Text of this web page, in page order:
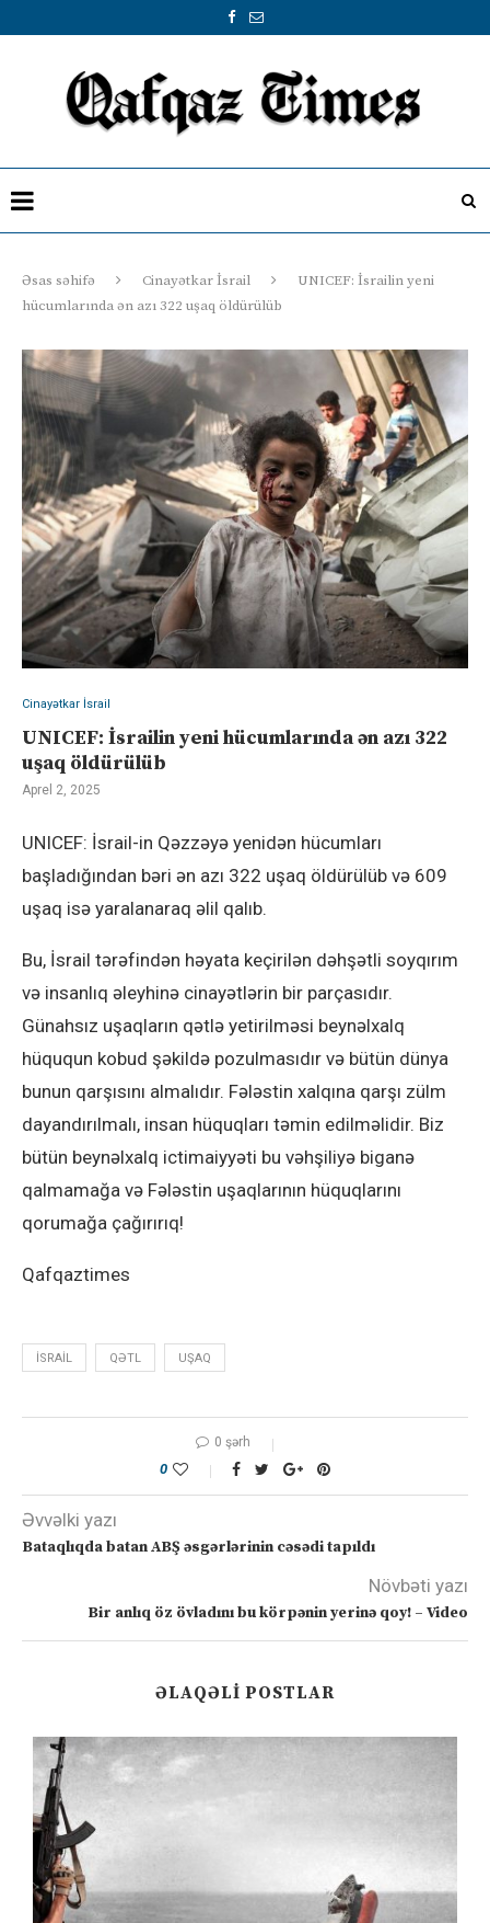
Əsas səhifə Cinayətkar İsrail
UNICEF: İsrailin yeni
hücumlarında ən azı 322 uşaq öldürülüb
Cinayətkar İsrail
UNICEF: İsrailin yeni hücumlarında ən azı 322
uşaq öldürülüb
Aprel 2, 2025
UNICEF: İsrail-in Qəzzəyə yenidən hücumları
başladığından bəri ən azı 322 uşaq öldürülüb və 609
uşaq isə yaralanaraq əlil qalıb.
Bu, İsrail tərəfindən həyata keçirilən dəhşətli soyqırım
və insanlıq əleyhinə cinayətlərin bir parçasıdır.
Günahsız uşaqların qətlə yetirilməsi beynəlxalq
hüququn kobud şəkildə pozulmasıdır və bütün dünya
bunun qarşısını almalıdır. Fələstin xalqına qarşı zülm
dayandırılmalı, insan hüquqları təmin edilməlidir. Biz
bütün beynəlxalq ictimaiyyəti bu vəhşiliyə biganə
qalmamağa və Fələstin uşaqlarının hüquqlarını
qorumağa çağırırıq!
Qafqaztimes
İSRAIL QƏTL UŞAQ
0 şərh
0
Əvvəlki yazı
Bataqlıqda batan ABŞ əsgərlərinin cəsədi tapıldı
Növbəti yazı
Bir anlıq öz övladını bu körpənin yerinə qoy! – Video
ƏLAQƏLI POSTLAR